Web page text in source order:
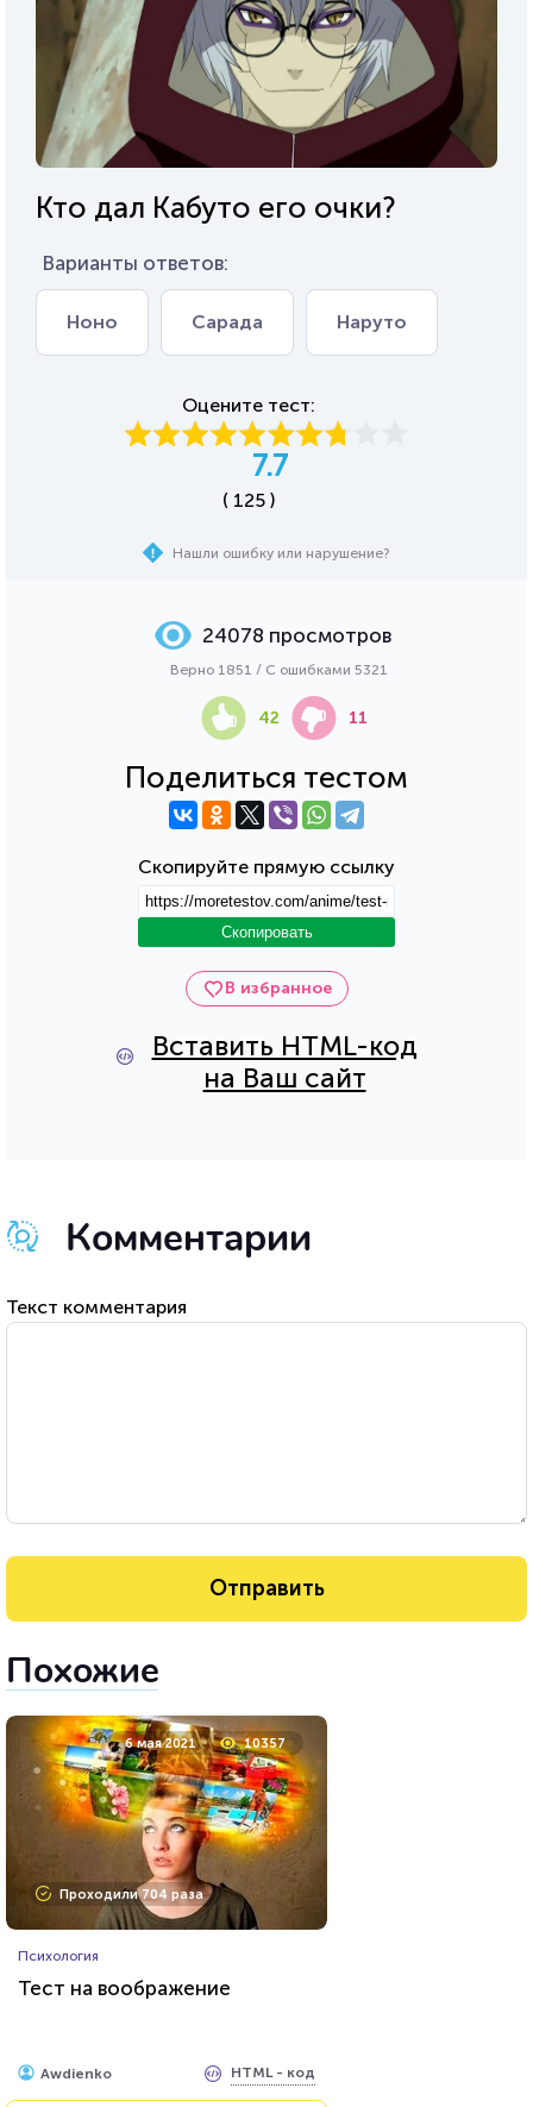
Кто дал Кабуто его очки?
Варианты ответов:
Ноно Сарада Наруто
Оцените тест:
7.7
( 125 )
Нашли ошибку или нарушение?
В избранное
Вставить HTML-код
на Ваш сайт
Поделиться тестом
Скопируйте прямую ссылку
Скопировать
24078 просмотров
Верно 1851 / С ошибками 5321
42 11
Комментарии
Текст комментария
Похожие
6 мая 2021 10357
Проходили 704 раза
Психология
Тест на воображение
Awdienko HTML - код